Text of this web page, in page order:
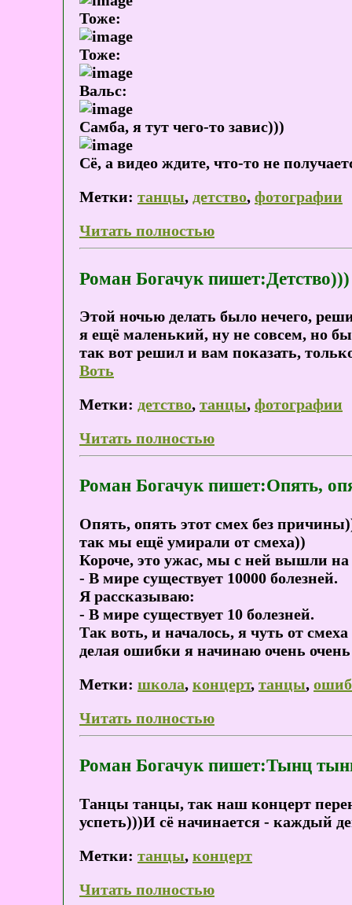
Тоже:
Тоже:
Вальс:
Самба, я тут чего-то завис)))
Сё, а видео ждите, что-то не
Метки: танцы, детство, фотографии
Читать полностью
Роман Богачук пишет:Детство)))
Этой ночью делать было нечего,
я ещё маленький, ну не совсем, но
так вот решил и вам показать,
Воть
Метки: детство, танцы, фотографии
Читать полностью
Роман Богачук пишет:Опять,
Опять, опять этот смех без
так мы ещё умирали от смеха))
Короче, это ужас, мы с ней вышли на
- В мире существует 10000 болезней.
Я рассказываю:
- В мире существует 10 болезней.
Так воть, и началось, я чуть от
делая ошибки я начинаю очень
Метки: школа, концерт, танцы,
Читать полностью
Роман Богачук пишет:Тынц
Танцы танцы, так наш концерт
успеть)))И сё начинается - каждый
Метки: танцы, концерт
Читать полностью